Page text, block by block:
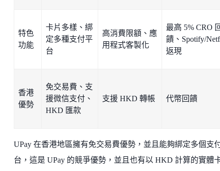
特色
功能
卡片多樣、綁
定多種支付平
台
高消費限額、應
用程式客製化
最高 5% CRO
饋、Spotify/
返現
香港
優勢
免交易費、支
援微信支付、
HKD 匯款
支援 HKD 轉帳 代幣回饋
UPay 在香港地區擁有免交易費優勢，並且能夠綁定多個支
台，這是 UPay 的競爭優勢，並且也有以 HKD 計算的實體